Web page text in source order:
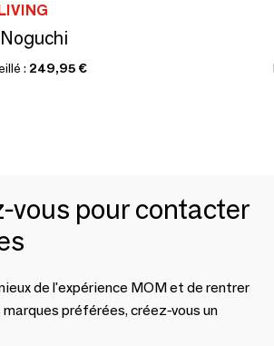
: 249,95 €
vous pour contacter
de l'expérience MOM et de rentrer
préférées, créez-vous un